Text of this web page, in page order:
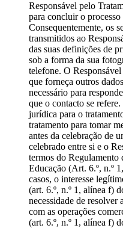
Responsável pelo
para concluir o
Consequentemente, os
transmitidos ao
das suas definições de
sob a forma da sua
telefone. O
que forneça outros
necessário para
que o contacto se
jurídica para o
tratamento para tomar
antes da celebração de
celebrado entre si e o
termos do
Educação (Art. 6.º, n.º
casos, o interesse
(art. 6.º, n.º 1, alínea f)
necessidade de resolver
com as operações
(art. 6.º, n.º 1, alínea f)